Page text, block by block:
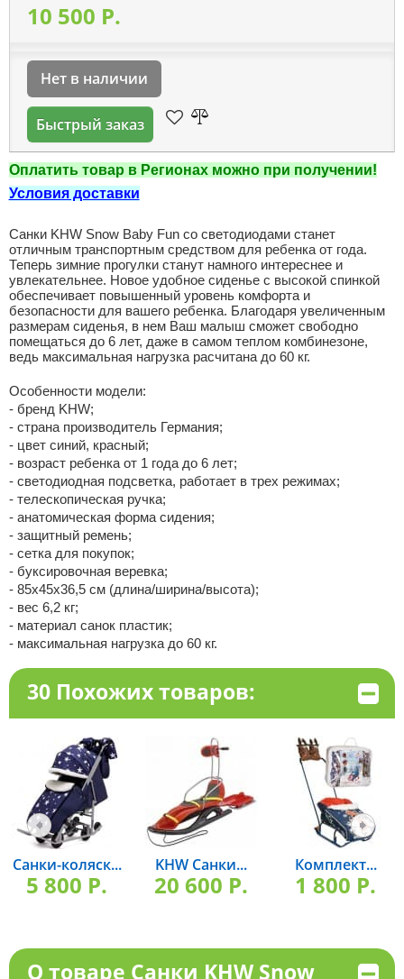
10 500 P.
Нет в наличии
Быстрый заказ
Оплатить товар в Регионах можно при получении!
Условия доставки
Санки KHW Snow Baby Fun со светодиодами станет
отличным транспортным средством для ребенка от года.
Теперь зимние прогулки станут намного интереснее и
увлекательнее. Новое удобное сиденье с высокой спинкой
обеспечивает повышенный уровень комфорта и
безопасности для вашего ребенка. Благодаря увеличенным
размерам сиденья, в нем Ваш малыш сможет свободно
помещаться до 6 лет, даже в самом теплом комбинезоне,
ведь максимальная нагрузка расчитана до 60 кг.
Особенности модели:
- бренд KHW;
- страна производитель Германия;
- цвет синий, красный;
- возраст ребенка от 1 года до 6 лет;
- светодиодная подсветка, работает в трех режимах;
- телескопическая ручка;
- анатомическая форма сидения;
- защитный ремень;
- сетка для покупок;
- буксировочная веревка;
- 85х45х36,5 см (длина/ширина/высота);
- вес 6,2 кг;
- материал санок пластик;
- максимальная нагрузка до 60 кг.
30 Похожих товаров:
Санки-коляск...
5 800 P.
KHW Санки...
20 600 P.
Комплект...
1 800 P.
О товаре Санки KHW Snow